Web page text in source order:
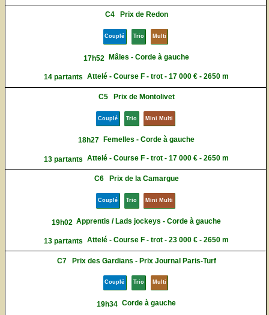
C4 Prix de Redon
Couplé Trio Multi
17h52 Mâles - Corde à gauche
14 partants Attelé - Course F - trot - 17 000 € - 2650 m
C5 Prix de Montolivet
Couplé Trio Mini Multi
18h27 Femelles - Corde à gauche
13 partants Attelé - Course F - trot - 17 000 € - 2650 m
C6 Prix de la Camargue
Couplé Trio Mini Multi
19h02 Apprentis / Lads jockeys - Corde à gauche
13 partants Attelé - Course F - trot - 23 000 € - 2650 m
C7 Prix des Gardians - Prix Journal Paris-Turf
Couplé Trio Multi
19h34 Corde à gauche